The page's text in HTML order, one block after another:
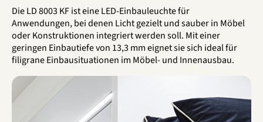
Die LD 8003 KF ist eine LED-Einbauleuchte für
Anwendungen, bei denen Licht gezielt und sauber in Möbel
oder Konstruktionen integriert werden soll. Mit einer
geringen Einbautiefe von 13,3 mm eignet sie sich ideal für
filigrane Einbausituationen im Möbel- und Innenausbau.